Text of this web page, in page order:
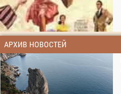
АРХИВ НОВОСТЕЙ